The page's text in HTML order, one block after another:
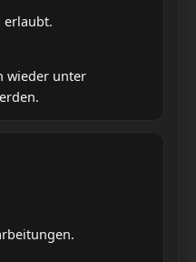
erlaubt.
wieder unter